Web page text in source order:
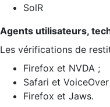
SolR
Agents utilisateurs,
Les vérifications de
Firefox et NVDA ;
Safari et
Firefox et Jaws.